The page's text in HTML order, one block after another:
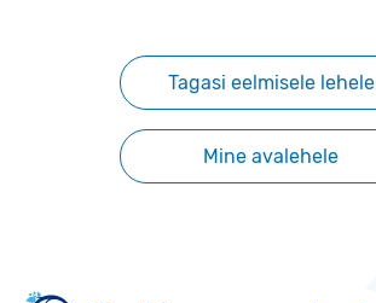
Tagasi eelmisele lehele
Mine avalehele